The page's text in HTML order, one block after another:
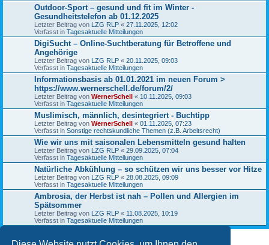
Outdoor-Sport – gesund und fit im Winter -
Gesundheitstelefon ab 01.12.2025
Letzter Beitrag von LZG RLP « 27.11.2025, 12:02
Verfasst in Tagesaktuelle Mitteilungen
DigiSucht – Online-Suchtberatung für Betroffene und
Angehörige
Letzter Beitrag von LZG RLP « 20.11.2025, 09:03
Verfasst in Tagesaktuelle Mitteilungen
Informationsbasis ab 01.01.2021 im neuen Forum >
https://www.wernerschell.de/forum/2/
Letzter Beitrag von WernerSchell « 10.11.2025, 09:03
Verfasst in Tagesaktuelle Mitteilungen
Muslimisch, männlich, desintegriert - Buchtipp
Letzter Beitrag von WernerSchell « 01.11.2025, 07:23
Verfasst in Sonstige rechtskundliche Themen (z.B. Arbeitsrecht)
Wie wir uns mit saisonalen Lebensmitteln gesund halten
Letzter Beitrag von LZG RLP « 29.09.2025, 07:04
Verfasst in Tagesaktuelle Mitteilungen
Natürliche Abkühlung – so schützen wir uns besser vor Hitze
Letzter Beitrag von LZG RLP « 28.08.2025, 09:09
Verfasst in Tagesaktuelle Mitteilungen
Ambrosia, der Herbst ist nah – Pollen und Allergien im
Spätsommer
Letzter Beitrag von LZG RLP « 11.08.2025, 10:19
Verfasst in Tagesaktuelle Mitteilungen